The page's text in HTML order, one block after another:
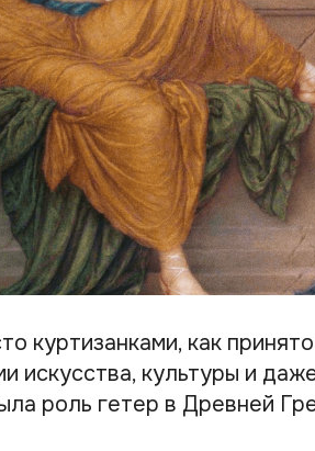
куртизанками, как
искусства, культуры и
роль гетер в Древней